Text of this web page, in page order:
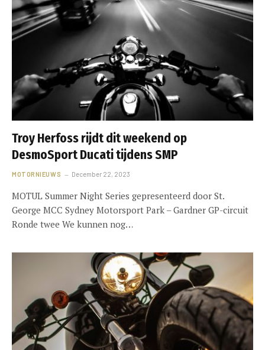
Troy Herfoss rijdt dit weekend op
DesmoSport Ducati tijdens SMP
MOTORNIEUWS December 22, 2023
MOTUL Summer Night Series gepresenteerd door St.
George MCC Sydney Motorsport Park – Gardner GP-circuit
Ronde twee We kunnen nog…